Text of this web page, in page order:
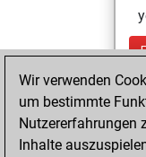
Wir verwenden
um bestimmte
Nutzererfahrungen
Inhalte